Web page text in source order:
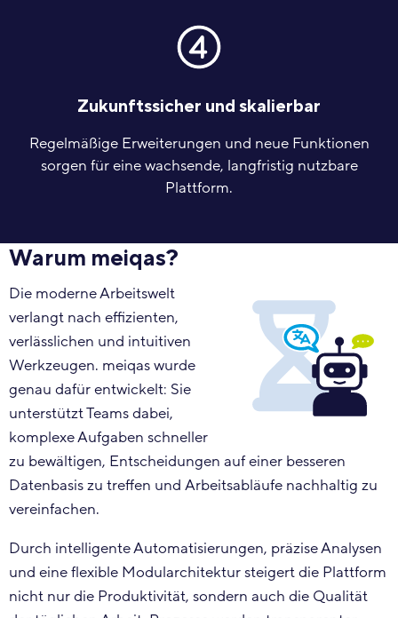
Zukunftssicher und skalierbar
Regelmäßige Erweiterungen und neue Funktionen
sorgen für eine wachsende, langfristig nutzbare
Plattform.
Warum meiqas?
Die moderne Arbeitswelt
verlangt nach effizienten,
verlässlichen und intuitiven
Werkzeugen. meiqas wurde
genau dafür entwickelt: Sie
unterstützt Teams dabei,
komplexe Aufgaben schneller
zu bewältigen, Entscheidungen auf einer besseren
Datenbasis zu treffen und Arbeitsabläufe nachhaltig zu
vereinfachen.
Durch intelligente Automatisierungen, präzise Analysen
und eine flexible Modularchitektur steigert die Plattform
nicht nur die Produktivität, sondern auch die Qualität